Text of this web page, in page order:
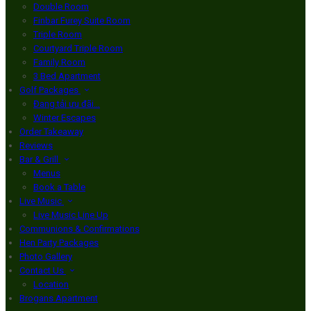
Double Room
Finbar Furey Suite Room
Triple Room
Courtyard Triple Room
Family Room
3 Bed Apartment
Golf Packages
Đang tải ưu đãi…
Winter Escapes
Order Takeaway
Reviews
Bar & Grill
Menus
Book a Table
Live Music
Live Music Line Up
Communions & Confirmations
Hen Party Packages
Photo Gallery
Contact Us
Location
Brogans Apartment